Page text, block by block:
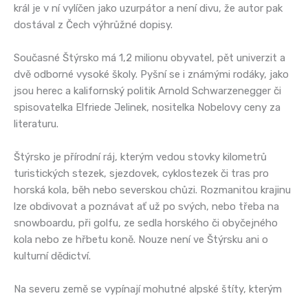
král je v ní vylíčen jako uzurpátor a není divu, že autor pak
dostával z Čech výhrůžné dopisy.
Současné Štýrsko má 1,2 milionu obyvatel, pět univerzit a
dvě odborné vysoké školy. Pyšní se i známými rodáky, jako
jsou herec a kalifornský politik Arnold Schwarzenegger či
spisovatelka Elfriede Jelinek, nositelka Nobelovy ceny za
literaturu.
Štýrsko je přírodní ráj, kterým vedou stovky kilometrů
turistických stezek, sjezdovek, cyklostezek či tras pro
horská kola, běh nebo severskou chůzi. Rozmanitou krajinu
lze obdivovat a poznávat ať už po svých, nebo třeba na
snowboardu, při golfu, ze sedla horského či obyčejného
kola nebo ze hřbetu koně. Nouze není ve Štýrsku ani o
kulturní dědictví.
Na severu země se vypínají mohutné alpské štíty, kterým